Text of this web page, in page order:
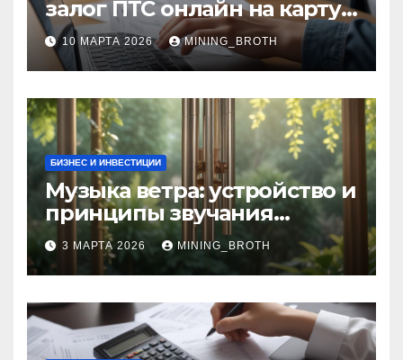
залог ПТС онлайн на карту
без визита в офис: порядок,
требования и документы
10 МАРТА 2026 MINING_BROTH
БИЗНЕС И ИНВЕСТИЦИИ
Музыка ветра: устройство и
принципы звучания
колокольчиков
3 МАРТА 2026 MINING_BROTH